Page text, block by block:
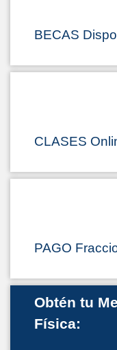
BECAS
CLASES
PAGO
Obtén tu
Física: